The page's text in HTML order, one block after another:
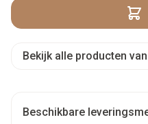
Bekijk alle producten
Beschikbare